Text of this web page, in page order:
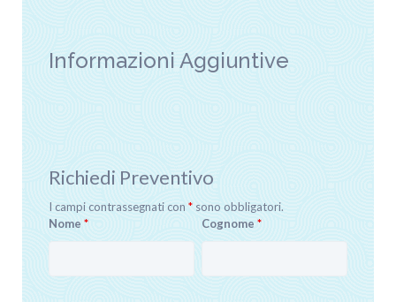
Informazioni Aggiuntive
Richiedi Preventivo
I campi contrassegnati con * sono obbligatori.
Nome * Cognome*